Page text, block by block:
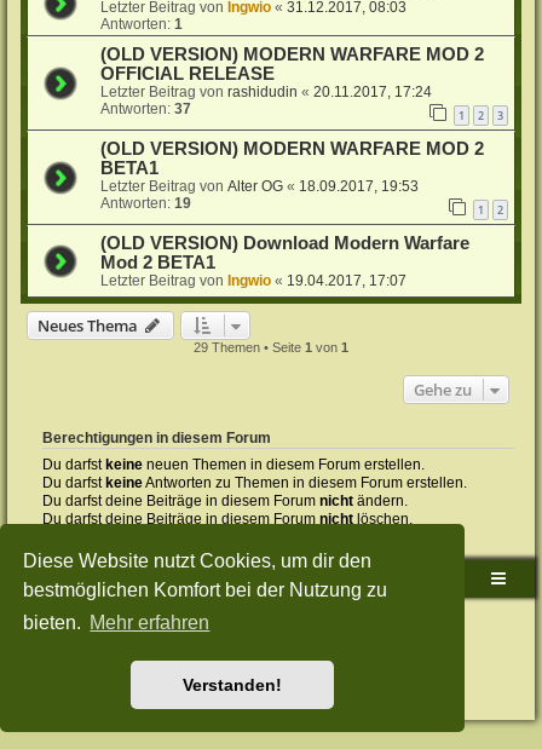
Diese Website nutzt Cookies, um dir den
bestmöglichen Komfort bei der Nutzung zu
bieten. Mehr erfahren
Verstanden!
Letzter Beitrag von Ingwio «31.12.2017, 08:03
Antworten:1
(OLD VERSION) MODERN WARFARE MOD 2
OFFICIAL RELEASE
Letzter Beitrag vonrashidudin «20.11.2017, 17:24
Antworten:37 1 2 3
(OLD VERSION) MODERN WARFARE MOD 2
BETA1
Letzter Beitrag vonAlter OG « 18.09.2017, 19:53
Antworten:19 1 2
(OLD VERSION) Download Modern Warfare
Mod 2 BETA1
Letzter Beitrag vonIngwio « 19.04.2017, 17:07
Neues Thema
29 Themen • Seite 1 von 1
Gehe zu
Berechtigungen in diesem Forum
Du darfstkeine neuen Themen in diesem Forum erstellen.
Du darfstkeineAntworten zu Themen in diesem Forum erstellen.
Du darfst deine Beiträge in diesem Forumnicht ändern.
Du darfst deine Beiträge in diesem Forumnicht löschen.
Sudden-Strike-Maps.de Hauptseite Foren-Übersicht
Powered byphpBB® Forum Software © phpBB Limited
Style: Green-Style-Split by Joyce&LunaphpBB-Style-Design
Nutzungsbedingungen